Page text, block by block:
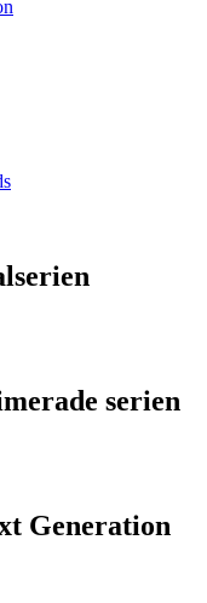
serien
Generation